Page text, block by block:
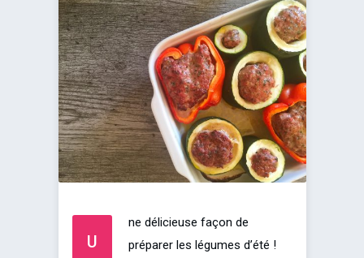
U
ne délicieuse façon de
préparer les légumes d’été !